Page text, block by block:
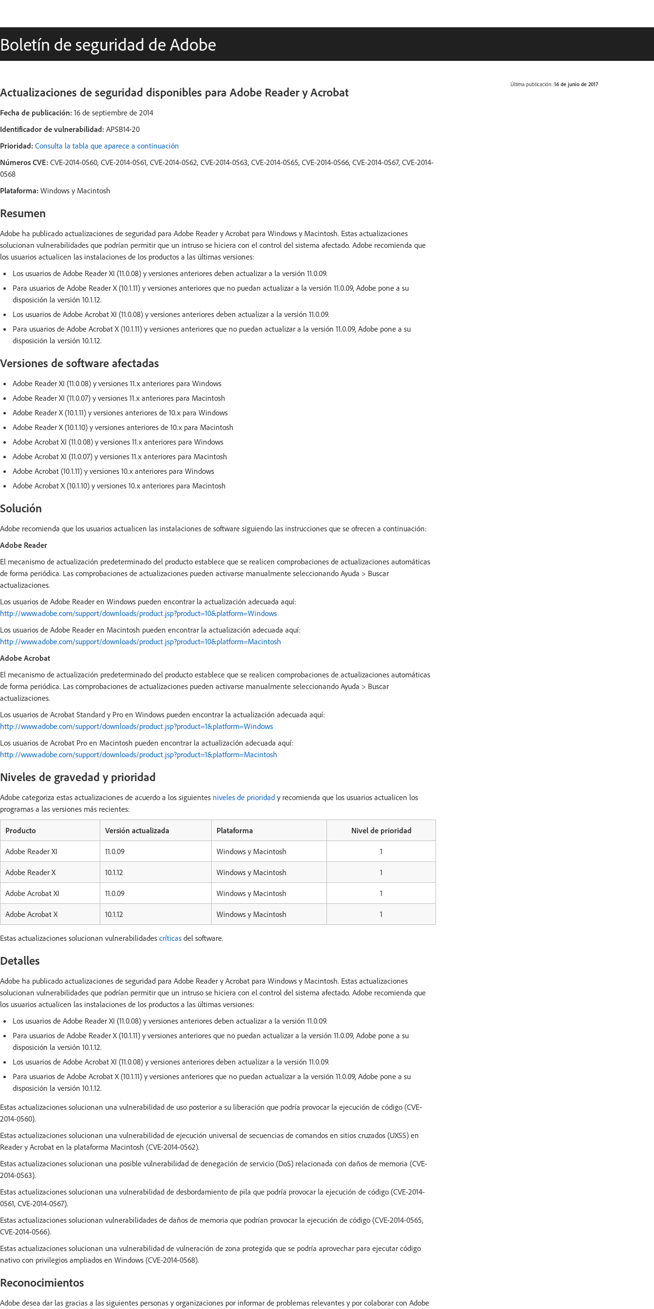
Boletín de seguridad de Adobe
Última publicación: 16 de junio de 2017
Actualizaciones de seguridad disponibles para Adobe Reader y Acrobat
Fecha de publicación: 16 de septiembre de 2014
Identificador de vulnerabilidad: APSB14-20
Prioridad: Consulta la tabla que aparece a continuación
Números CVE: CVE-2014-0560, CVE-2014-0561, CVE-2014-0562, CVE-2014-0563, CVE-2014-0565, CVE-2014-0566, CVE-2014-0567, CVE-2014-
0568
Plataforma: Windows y Macintosh
Resumen
Adobe ha publicado actualizaciones de seguridad para Adobe Reader y Acrobat para Windows y Macintosh. Estas actualizaciones
solucionan vulnerabilidades que podrían permitir que un intruso se hiciera con el control del sistema afectado. Adobe recomienda que
los usuarios actualicen las instalaciones de los productos a las últimas versiones:
Los usuarios de Adobe Reader XI (11.0.08) y versiones anteriores deben actualizar a la versión 11.0.09.
Para usuarios de Adobe Reader X (10.1.11) y versiones anteriores que no puedan actualizar a la versión 11.0.09, Adobe pone a su
disposición la versión 10.1.12.
Los usuarios de Adobe Acrobat XI (11.0.08) y versiones anteriores deben actualizar a la versión 11.0.09.
Para usuarios de Adobe Acrobat X (10.1.11) y versiones anteriores que no puedan actualizar a la versión 11.0.09, Adobe pone a su
disposición la versión 10.1.12.
Versiones de software afectadas
Adobe Reader XI (11.0.08) y versiones 11.x anteriores para Windows
Adobe Reader XI (11.0.07) y versiones 11.x anteriores para Macintosh
Adobe Reader X (10.1.11) y versiones anteriores de 10.x para Windows
Adobe Reader X (10.1.10) y versiones anteriores de 10.x para Macintosh
Adobe Acrobat XI (11.0.08) y versiones 11.x anteriores para Windows
Adobe Acrobat XI (11.0.07) y versiones 11.x anteriores para Macintosh
Adobe Acrobat (10.1.11) y versiones 10.x anteriores para Windows
Adobe Acrobat X (10.1.10) y versiones 10.x anteriores para Macintosh
Solución
Adobe recomienda que los usuarios actualicen las instalaciones de software siguiendo las instrucciones que se ofrecen a continuación:
Adobe Reader
El mecanismo de actualización predeterminado del producto establece que se realicen comprobaciones de actualizaciones automáticas
de forma periódica. Las comprobaciones de actualizaciones pueden activarse manualmente seleccionando Ayuda > Buscar
actualizaciones.
Los usuarios de Adobe Reader en Windows pueden encontrar la actualización adecuada aquí:
http://www.adobe.com/support/downloads/product.jsp?product=10&platform=Windows
Los usuarios de Adobe Reader en Macintosh pueden encontrar la actualización adecuada aquí:
http://www.adobe.com/support/downloads/product.jsp?product=10&platform=Macintosh
Adobe Acrobat
El mecanismo de actualización predeterminado del producto establece que se realicen comprobaciones de actualizaciones automáticas
de forma periódica. Las comprobaciones de actualizaciones pueden activarse manualmente seleccionando Ayuda > Buscar
actualizaciones.
Los usuarios de Acrobat Standard y Pro en Windows pueden encontrar la actualización adecuada aquí:
http://www.adobe.com/support/downloads/product.jsp?product=1&platform=Windows
Los usuarios de Acrobat Pro en Macintosh pueden encontrar la actualización adecuada aquí:
http://www.adobe.com/support/downloads/product.jsp?product=1&platform=Macintosh
Niveles de gravedad y prioridad
Adobe categoriza estas actualizaciones de acuerdo a los siguientes niveles de prioridad y recomienda que los usuarios actualicen los
programas a las versiones más recientes:
Producto Versión actualizada Plataforma Nivel de prioridad
Adobe Reader XI 11.0.09 Windows y Macintosh 1
Adobe Reader X 10.1.12 Windows y Macintosh 1
Adobe Acrobat XI 11.0.09 Windows y Macintosh 1
Adobe Acrobat X 10.1.12 Windows y Macintosh 1
Estas actualizaciones solucionan vulnerabilidades críticas del software.
Detalles
Adobe ha publicado actualizaciones de seguridad para Adobe Reader y Acrobat para Windows y Macintosh. Estas actualizaciones
solucionan vulnerabilidades que podrían permitir que un intruso se hiciera con el control del sistema afectado. Adobe recomienda que
los usuarios actualicen las instalaciones de los productos a las últimas versiones:
Los usuarios de Adobe Reader XI (11.0.08) y versiones anteriores deben actualizar a la versión 11.0.09.
Para usuarios de Adobe Reader X (10.1.11) y versiones anteriores que no puedan actualizar a la versión 11.0.09, Adobe pone a su
disposición la versión 10.1.12.
Los usuarios de Adobe Acrobat XI (11.0.08) y versiones anteriores deben actualizar a la versión 11.0.09.
Para usuarios de Adobe Acrobat X (10.1.11) y versiones anteriores que no puedan actualizar a la versión 11.0.09, Adobe pone a su
disposición la versión 10.1.12.
Estas actualizaciones solucionan una vulnerabilidad de uso posterior a su liberación que podría provocar la ejecución de código (CVE-
2014-0560).
Estas actualizaciones solucionan una vulnerabilidad de ejecución universal de secuencias de comandos en sitios cruzados (UXSS) en
Reader y Acrobat en la plataforma Macintosh (CVE-2014-0562).
Estas actualizaciones solucionan una posible vulnerabilidad de denegación de servicio (DoS) relacionada con daños de memoria (CVE-
2014-0563).
Estas actualizaciones solucionan una vulnerabilidad de desbordamiento de pila que podría provocar la ejecución de código (CVE-2014-
0561, CVE-2014-0567).
Estas actualizaciones solucionan vulnerabilidades de daños de memoria que podrían provocar la ejecución de código (CVE-2014-0565,
CVE-2014-0566).
Estas actualizaciones solucionan una vulnerabilidad de vulneración de zona protegida que se podría aprovechar para ejecutar código
nativo con privilegios ampliados en Windows (CVE-2014-0568).
Reconocimientos
Adobe desea dar las gracias a las siguientes personas y organizaciones por informar de problemas relevantes y por colaborar con Adobe